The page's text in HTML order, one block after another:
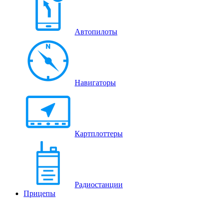
Автопилоты
Навигаторы
Картплоттеры
Радиостанции
Прицепы